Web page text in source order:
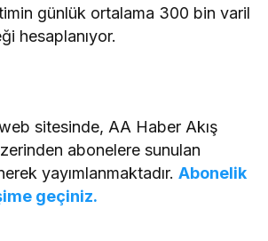
günlük ortalama 300 bin varil
hesaplanıyor.
sitesinde, AA Haber Akış
abonelere sunulan
yayımlanmaktadır.Abonelik
geçiniz.